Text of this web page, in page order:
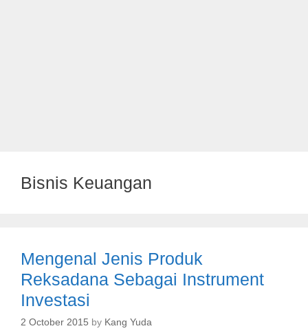
Bisnis Keuangan
Mengenal Jenis Produk
Reksadana Sebagai Instrument
Investasi
2 October 2015 by Kang Yuda